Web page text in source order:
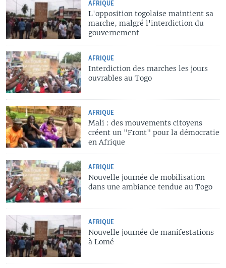
AFRIQUE
L'opposition togolaise maintient sa
marche, malgré l'interdiction du
gouvernement
AFRIQUE
Interdiction des marches les jours
ouvrables au Togo
AFRIQUE
Mali : des mouvements citoyens
créent un "Front" pour la démocratie
en Afrique
AFRIQUE
Nouvelle journée de mobilisation
dans une ambiance tendue au Togo
AFRIQUE
Nouvelle journée de manifestations
à Lomé